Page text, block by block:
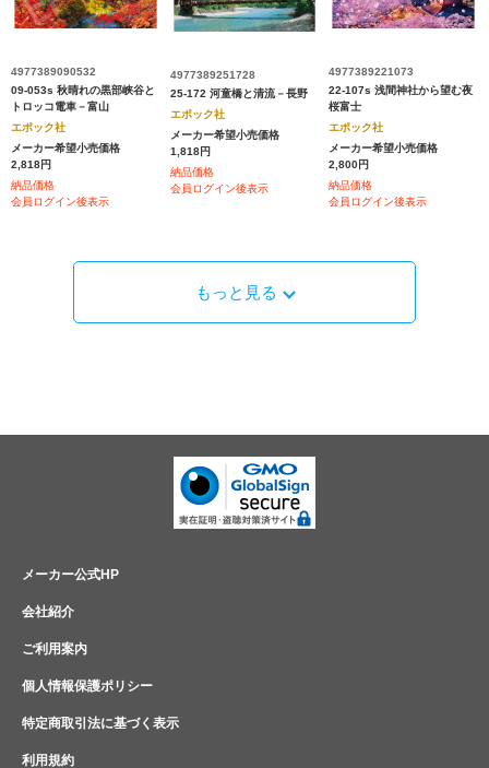
4977389090532
09-053s 秋晴れの黒部峡谷と
トロッコ電車－富山
エポック社
メーカー希望小売価格
2,818円
納品価格
会員ログイン後表示
4977389251728
25-172 河童橋と清流－長野
エポック社
メーカー希望小売価格
1,818円
納品価格
会員ログイン後表示
4977389221073
22-107s 浅間神社から望む夜
桜富士
エポック社
メーカー希望小売価格
2,800円
納品価格
会員ログイン後表示
もっと見る
メーカー公式HP
会社紹介
ご利用案内
個人情報保護ポリシー
特定商取引法に基づく表示
利用規約